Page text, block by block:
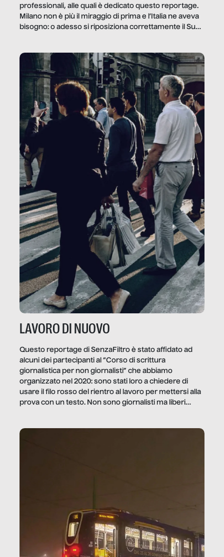
professionali, alle quali è dedicato questo reportage.
Milano non è più il miraggio di prima e l’Italia ne aveva
bisogno: o adesso si riposiziona correttamente il Sud
LAVORO DI NUOVO
Questo reportage di SenzaFiltro è stato affidato ad
alcuni dei partecipanti al “Corso di scrittura
giornalistica per non giornalisti” che abbiamo
organizzato nel 2020: sono stati loro a chiedere di
usare il filo rosso del rientro al lavoro per mettersi alla
prova con un testo. Non sono giornalisti ma liberi